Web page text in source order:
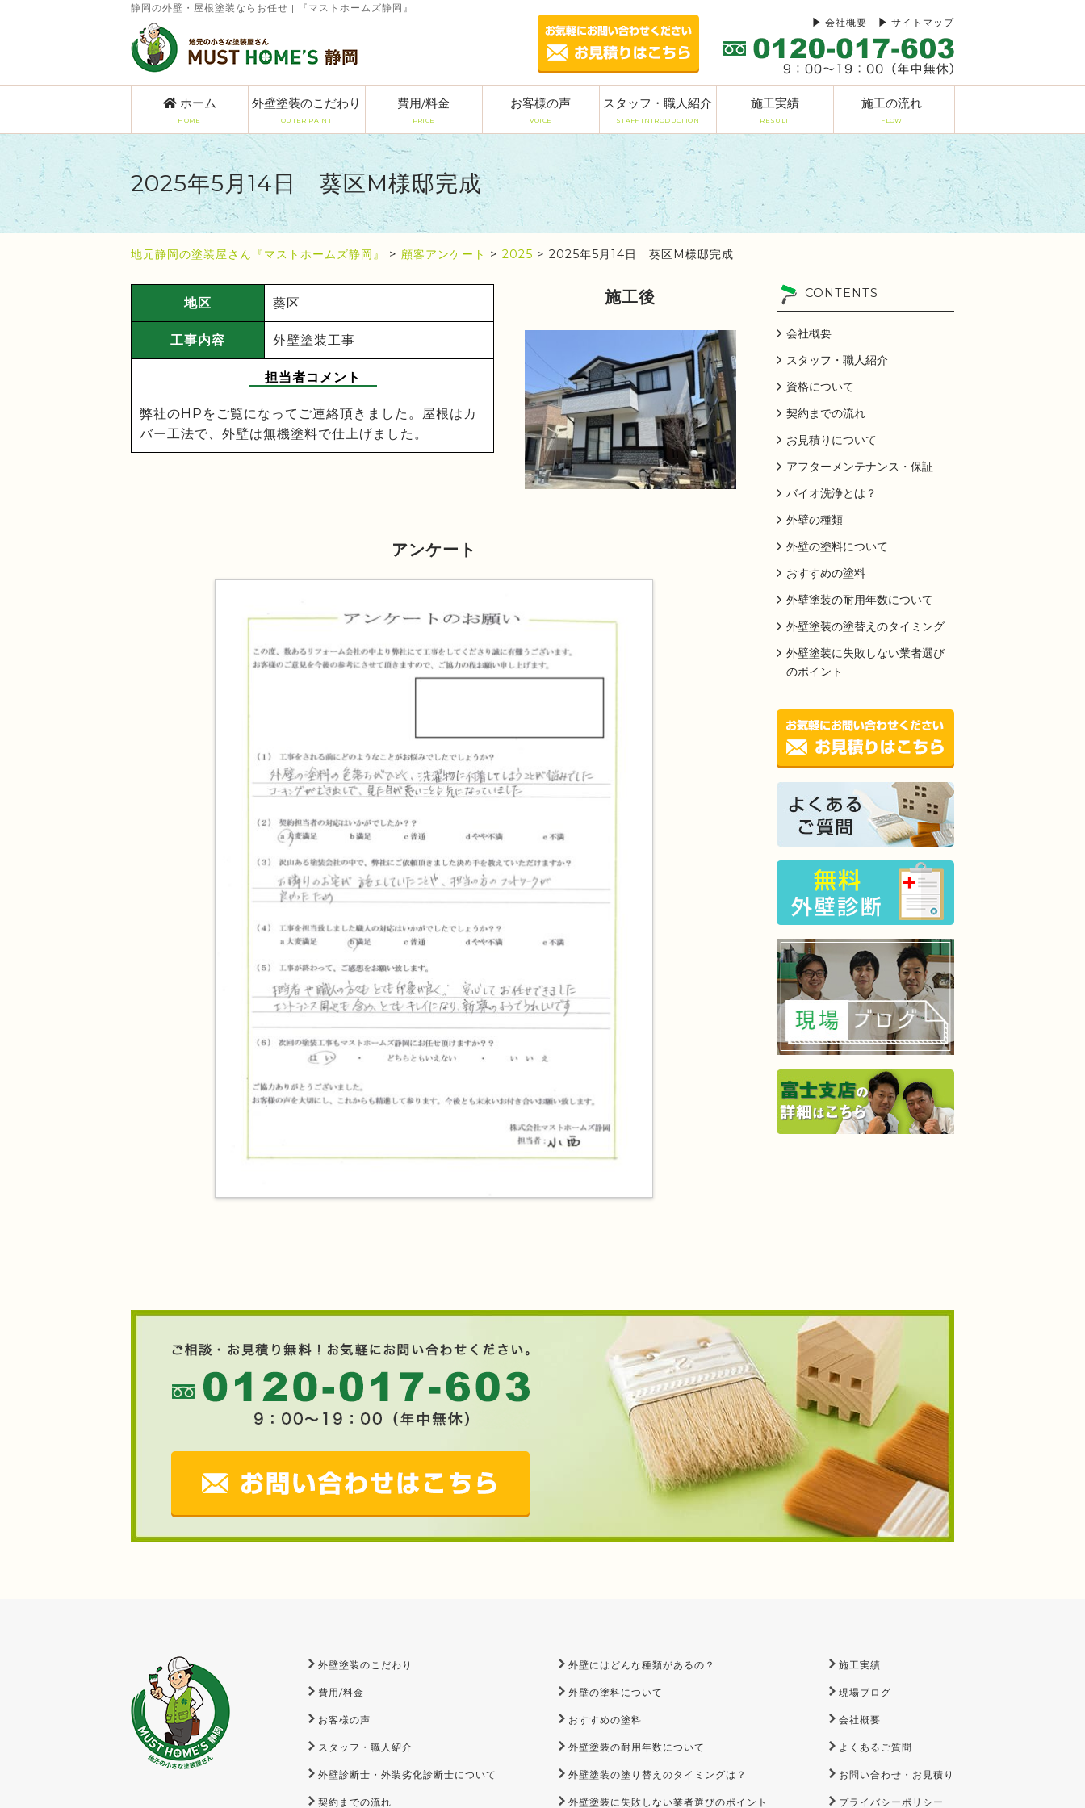
静岡の外壁・屋根塗装ならお任せ | 『マストホームズ静岡』
サイトマップ
会社概要
ホーム
HOME
外壁塗装のこだわり
OUTER PAINT
費用/料金
PRICE
お客様の声
VOICE
スタッフ・職人紹介
STAFF INTRODUCTION
施工実績
RESULT
施工の流れ
FLOW
2025年5月14日 葵区M様邸完成
地元静岡の塗装屋さん『マストホームズ静岡』 > 顧客アンケート > 2025 > 2025年5月14日 葵区M様邸完成
地区 葵区
工事内容 外壁塗装工事
担当者コメント
弊社のHPをご覧になってご連絡頂きました。屋根はカ
バー工法で、外壁は無機塗料で仕上げました。
施工後
アンケート
CONTENTS
会社概要
スタッフ・職人紹介
資格について
契約までの流れ
お見積りについて
アフターメンテナンス・保証
バイオ洗浄とは？
外壁の種類
外壁の塗料について
おすすめの塗料
外壁塗装の耐用年数について
外壁塗装の塗替えのタイミング
外壁塗装に失敗しない業者選び
のポイント
外壁塗装のこだわり
費用/料金
お客様の声
スタッフ・職人紹介
外壁診断士・外装劣化診断士について
契約までの流れ
外壁にはどんな種類があるの？
外壁の塗料について
おすすめの塗料
外壁塗装の耐用年数について
外壁塗装の塗り替えのタイミングは？
外壁塗装に失敗しない業者選びのポイント
施工実績
現場ブログ
会社概要
よくあるご質問
お問い合わせ・お見積り
プライバシーポリシー